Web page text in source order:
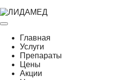
Главная
Услуги
Препараты
Цены
Акции